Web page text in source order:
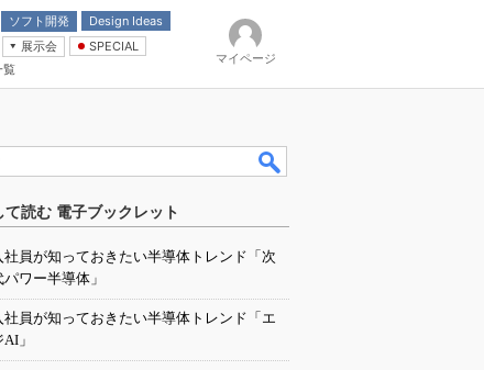
ソフト開発
Design Ideas
展示会
SPECIAL
覧
マイページ
て読む 電子ブックレット
社員が知っておきたい半導体トレンド「次
ワー半導体」
社員が知っておきたい半導体トレンド「エ
」